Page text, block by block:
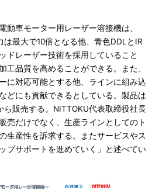
車モーター用レーザー溶接機は、
最大で10倍となる他、青色DDLとIR
ドレーザー技術を採用していること
工品質を高めることができる。また、
に対応可能とする他、ラインに組み込
どにも貢献できるとしている。製品は
ら販売する。NITTOKU代表取締役社長
売だけでなく、生産ラインとしてのト
生産性を訴求する。またサービスやス
プサポートを進めていく」と述べてい